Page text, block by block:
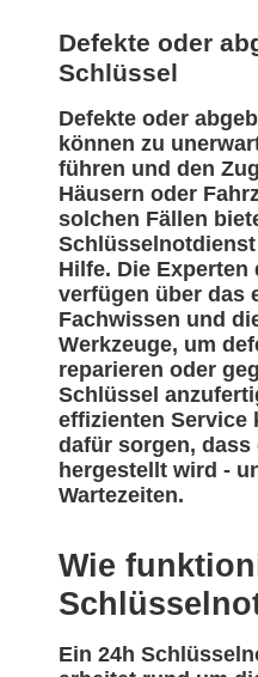
Defekte oder
Schlüssel
Defekte oder
können zu
führen und den
Häusern oder
solchen Fällen
Hilfe. Die
verfügen über das
Fachwissen und
Werkzeuge, um
reparieren oder
Schlüssel
effizienten Service
dafür sorgen, dass
hergestellt wird -
Wartezeiten.
Wie
Ein 24h